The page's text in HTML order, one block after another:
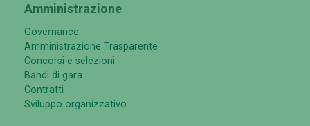
Amministrazione
Governance
Amministrazione Trasparente
Concorsi e selezioni
Bandi di gara
Contratti
Sviluppo organizzativo